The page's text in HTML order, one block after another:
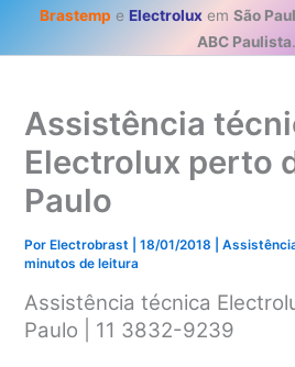
Brastemp e Electroluxem São
ABC Paulista.
Assistência
Electrolux perto
Paulo
Por Electrobrast |18/01/2018 |
minutos de leitura
Assistência técnica
Paulo | 11 3832-9239